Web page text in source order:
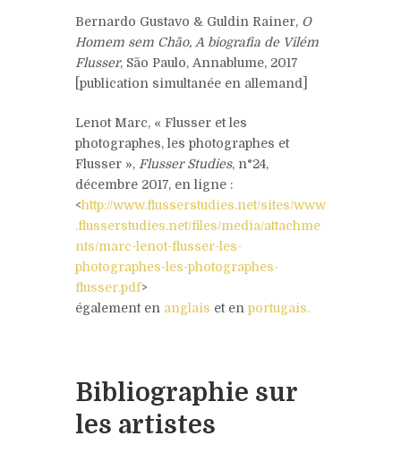
Bernardo Gustavo & Guldin Rainer, O
Homem sem Chão, A biografia de Vilém
Flusser, São Paulo, Annablume, 2017
[publication simultanée en allemand]
Lenot Marc, « Flusser et les
photographes, les photographes et
Flusser », Flusser Studies, n°24,
décembre 2017, en ligne :
<http://www.flusserstudies.net/sites/www
.flusserstudies.net/files/media/attachme
nts/marc-lenot-flusser-les-
photographes-les-photographes-
flusser.pdf>
également en anglais et en portugais.
Bibliographie sur
les artistes